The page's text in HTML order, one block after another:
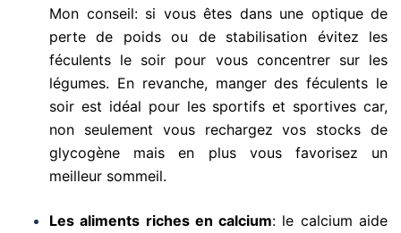
Mon conseil: si vous êtes dans une optique de
perte de poids ou de stabilisation évitez les
féculents le soir pour vous concentrer sur les
légumes. En revanche, manger des féculents le
soir est idéal pour les sportifs et sportives car,
non seulement vous rechargez vos stocks de
glycogène mais en plus vous favorisez un
meilleur sommeil.
Les aliments riches en calcium: le calcium aide